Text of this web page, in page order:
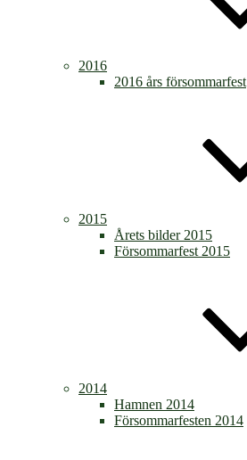
2016
2016 års försommarfest
2015
Årets bilder 2015
Försommarfest 2015
2014
Hamnen 2014
Försommarfesten 2014